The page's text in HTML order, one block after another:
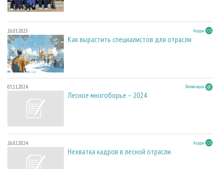
26.03.2025 Кадры
Как вырастить специалистов для отрасли
05.11.2024 Лесная наука
Лесное многоборье – 2024
26.02.2024 Кадры
Нехватка кадров в лесной отрасли